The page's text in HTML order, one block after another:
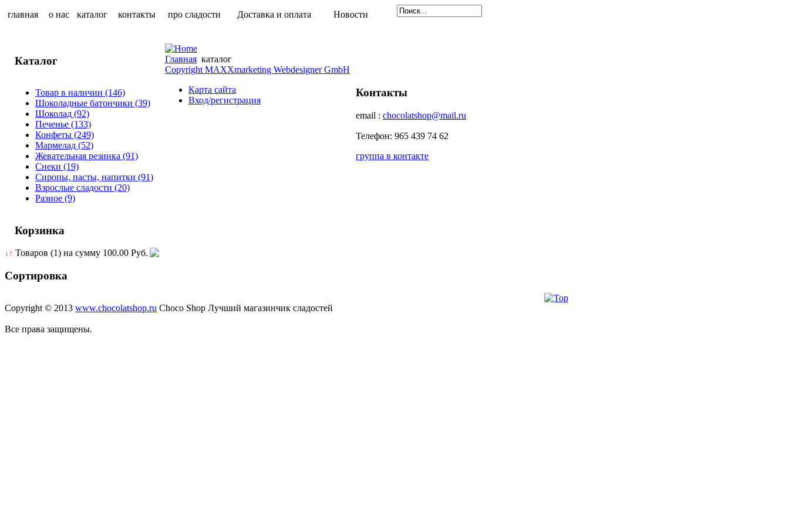
главная о нас каталог контакты про сладости Доставка и оплата Новости
Каталог
Товар в наличии (146)
Шоколадные батончики (39)
Шоколад (92)
Печенье (133)
Конфеты (249)
Мармелад (52)
Жевательная резинка (91)
Снеки (19)
Сиропы, пасты, напитки (91)
Взрослые сладости (20)
Разное (9)
Корзинка
↓↑ Товаров (1) на сумму 100.00 Руб.
Сортировка
Главная каталог
Copyright MAXXmarketing Webdesigner GmbH
Карта сайта
Вход/регистрация
Контакты
email : chocolatshop@mail.ru
Телефон: 965 439 74 62
группа в контакте
Copyright © 2013 www.chocolatshop.ru Choco Shop Лучший магазинчик сладостей
Все права защищены.